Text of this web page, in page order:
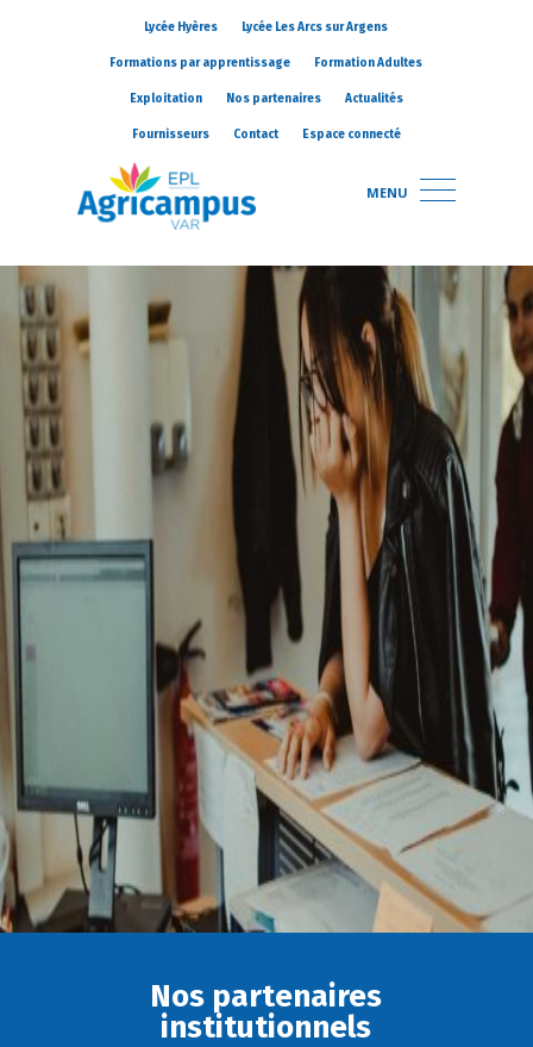
Lycée Hyères Lycée Les Arcs sur Argens
Formations par apprentissage Formation Adultes
Exploitation Nos partenaires Actualités
Fournisseurs Contact Espace connecté
MENU
Nos partenaires
institutionnels